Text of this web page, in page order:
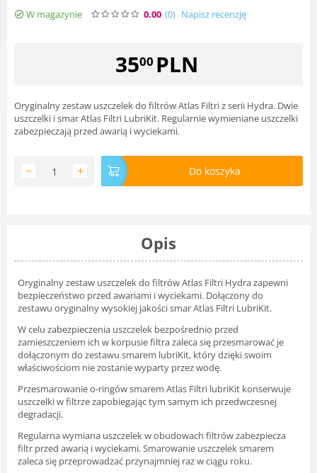
W magazynie 0.00 (0) Napisz recenzję
3500 PLN
Oryginalny zestaw uszczelek do filtrów Atlas Filtri z serii Hydra. Dwie
uszczelki i smar Atlas Filtri LubriKit. Regularnie wymieniane uszczelki
zabezpieczają przed awarią i wyciekami.
+
− Do koszyka
Opis
Oryginalny zestaw uszczelek do filtrów Atlas Filtri Hydra zapewni
bezpieczeństwo przed awariami i wyciekami. Dołączony do
zestawu oryginalny wysokiej jakości smar Atlas Filtri LubriKit.
W celu zabezpieczenia uszczelek bezpośrednio przed
zamieszczeniem ich w korpusie filtra zaleca się przesmarować je
dołączonym do zestawu smarem lubriKit, który dzięki swoim
właściwościom nie zostanie wyparty przez wodę.
Przesmarowanie o-ringów smarem Atlas Filtri lubriKit konserwuje
uszczelki w filtrze zapobiegając tym samym ich przedwczesnej
degradacji.
Regularna wymiana uszczelek w obudowach filtrów zabezpiecza
filtr przed awarią i wyciekami. Smarowanie uszczelek smarem
zaleca się przeprowadzać przynajmniej raz w ciągu roku.